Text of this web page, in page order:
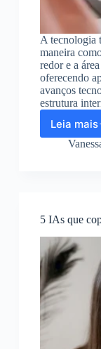
A tecnologia
maneira
redor e a
oferecendo
avanços
estrutura
Leia mais
do
seu
5 IAs que